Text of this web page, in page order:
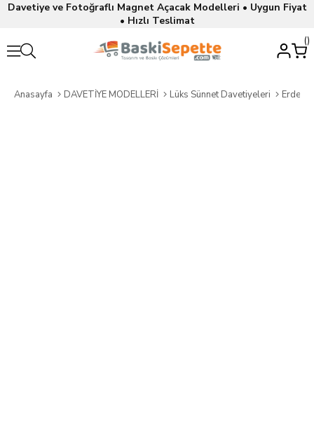
Davetiye ve Fotoğraflı Magnet Açacak Modelleri • Uygun Fiyat
• Hızlı Teslimat
Anasayfa DAVETİYE MODELLERİ Lüks Sünnet Davetiyeleri Erdem